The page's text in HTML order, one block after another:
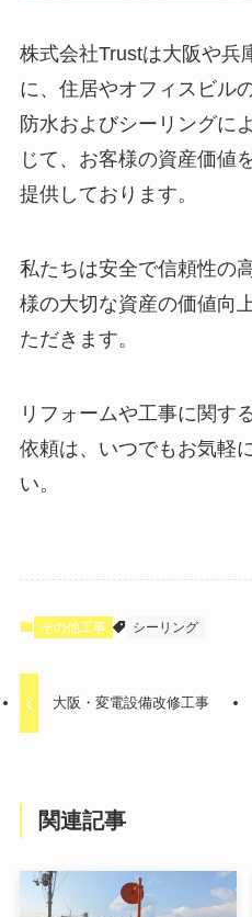
株式会社Trustは大阪や兵
に、住居やオフィスビル
防水およびシーリングに
じて、お客様の資産価値
提供しております。
私たちは安全で信頼性の
様の大切な資産の価値向
ただきます。
リフォームや工事に関す
依頼は、いつでもお気軽
い。
その他工事 シーリング
大阪・変電設備改修工事
関連記事